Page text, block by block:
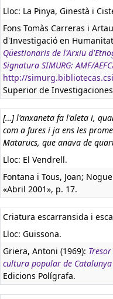
Lloc: La Pinya, Ginestà i
Fons Tomàs Carreras i
d'Investigació en
Qüestionaris de l'Arxiu
Signatura SIMURG: AMF/
http://
Superior de
[…] l'anxaneta fa l'aleta i,
com a fures i ja ens les
Matarucs, que anava de
Lloc: El Vendrell.
Fontana i Tous, Joan;
«Abril 2001», p. 17.
Criatura escarransida i
Lloc: Guissona.
Griera, Antoni (1969):
cultura popular de Catalunya
Edicions Polígrafa.